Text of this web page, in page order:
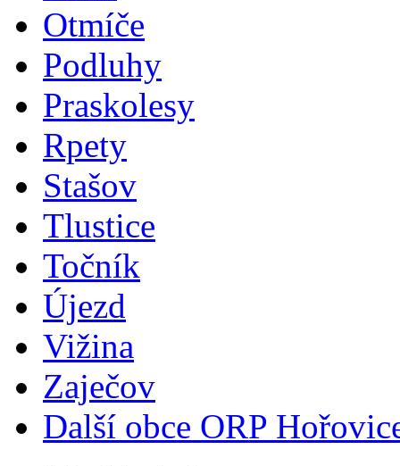
Otmíče
Podluhy
Praskolesy
Rpety
Stašov
Tlustice
Točník
Újezd
Vižina
Zaječov
Další obce ORP